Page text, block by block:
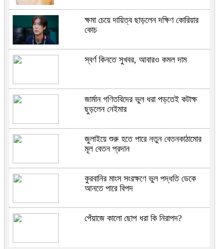
ক্ষমা চেয়ে দায়িত্ব ছাড়লেন দক্ষিণ কোরিয়ার
কোচ
স্বর্ণ কিনতে সুখবর, আবারও কমল দাম
জার্মান গণিতবিদের ভুল ধরা পড়তেই কটাক্ষ
ছুড়লেন নেইমার
জুলাইয়ে শুরু হতে পারে নতুন বেতনকাঠামোর
মূল বেতন প্রদান
কুরবানির মাংস সংরক্ষণে ভুল পদ্ধতি ডেকে
আনতে পারে বিপদ
পেঁয়াজে কালো ছোপ ধরা কি নিরাপদ?